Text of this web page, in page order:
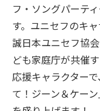
フ・ソングパーテ
す。ユニセフのキ
誠日本ユニセフ協
ども家庭庁が共催
応援キャラクター
て！ジーン＆ケー